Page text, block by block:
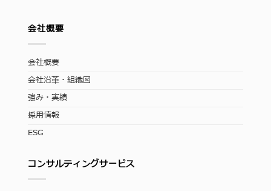
会社概要
会社概要
会社沿革・組織図
強み・実績
採用情報
ESG
コンサルティングサービス